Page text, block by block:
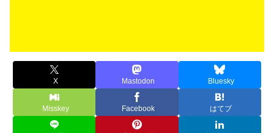
X Mastodon Bluesky
Misskey Facebook はてブ